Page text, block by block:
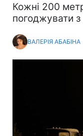
Кожні 200
погоджувати
ВАЛЕРІЯ АБАБІНА